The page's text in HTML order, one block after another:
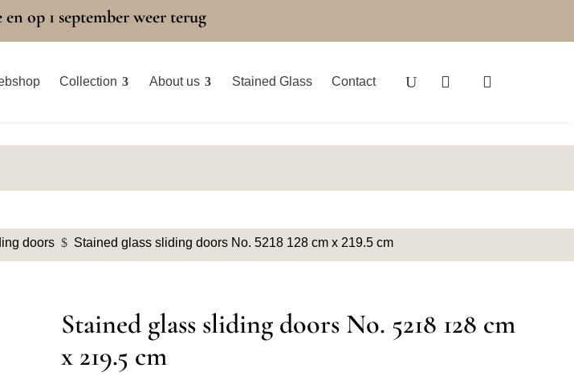
op 1 september weer terug
Collection About us Stained Glass Contact
doors $ Stained glass sliding doors No. 5218 128 cm x 219.5 cm
Stained glass sliding doors No. 5218 128 cm
x 219.5 cm